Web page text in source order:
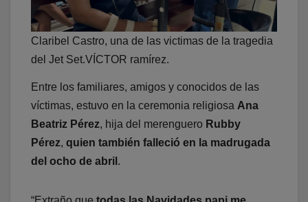
Claribel Castro, una de las victimas de la tragedia
del Jet Set.VÍCTOR ramírez.
Entre los familiares, amigos y conocidos de las
víctimas, estuvo en la ceremonia religiosa Ana
Beatriz Pérez, hija del merenguero Rubby
Pérez, quien también falleció en la madrugada
del ocho de abril .